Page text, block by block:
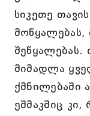
სიკეთე
შეწყალებას.
მიმადლა
ქმნილებაში
ეშმაკშიც